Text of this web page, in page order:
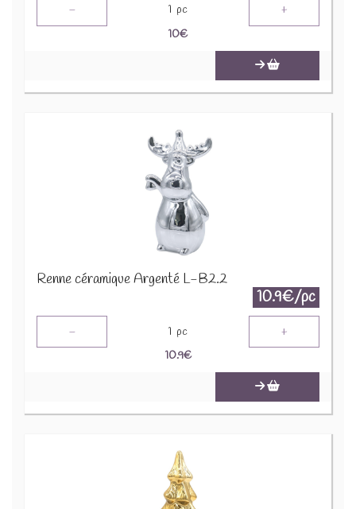
- 1 pc +
10€
Renne céramique Argenté L-B2.2
10.9€/pc
- 1 pc +
10.9€